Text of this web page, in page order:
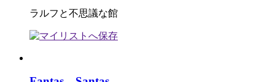
ラルフと不思議な館